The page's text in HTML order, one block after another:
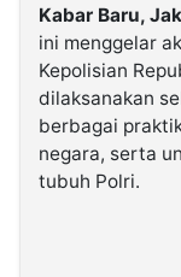
Kabarbaru.co
2026
Kabarbaru
Kabar Baru,
ini menggelar
Kepolisian
dilaksanakan
berbagai
negara, serta
tubuh Polri.